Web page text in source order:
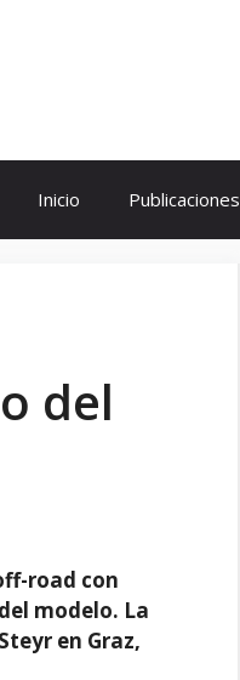
Inicio Publicaciones
del
road con
modelo. La
en Graz,